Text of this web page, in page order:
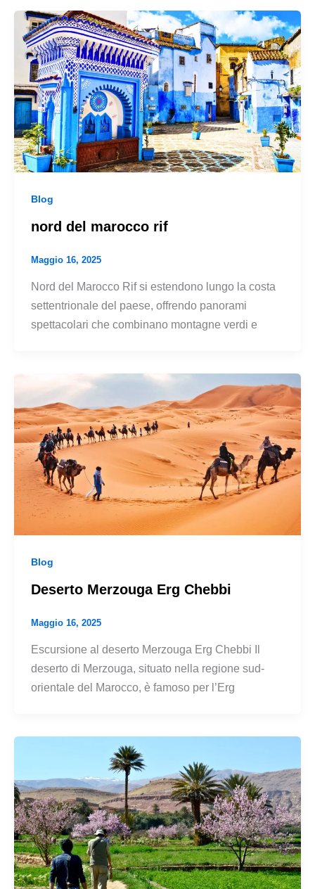
Blog
nord del marocco rif
Maggio 16, 2025
Nord del Marocco Rif si estendono lungo la costa
settentrionale del paese, offrendo panorami
spettacolari che combinano montagne verdi e
Blog
Deserto Merzouga Erg Chebbi
Maggio 16, 2025
Escursione al deserto Merzouga Erg Chebbi Il
deserto di Merzouga, situato nella regione sud-
orientale del Marocco, è famoso per l’Erg